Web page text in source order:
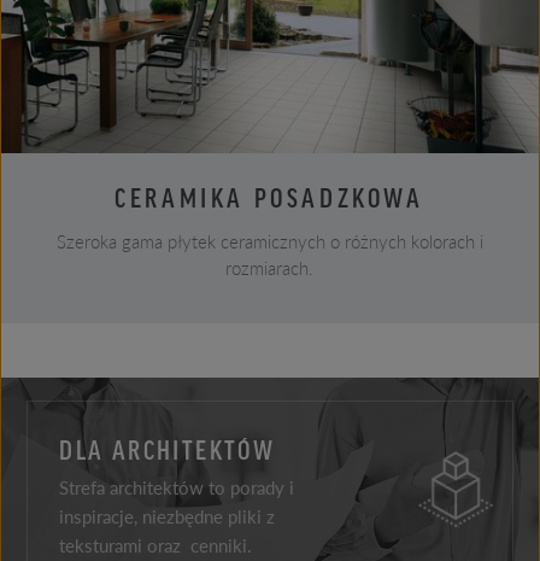
CERAMIKA POSADZKOWA
Szeroka gama płytek ceramicznych o różnych kolorach i
rozmiarach.
DLA ARCHITEKTÓW
Strefa architektów to porady i
inspiracje, niezbędne pliki z
teksturami oraz cenniki.